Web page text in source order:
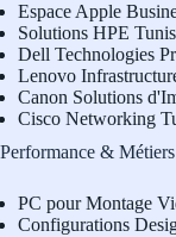
Espace Apple
Solutions HPE
Dell Technologies
Lenovo
Canon Solutions
Cisco Networking
Performance & Métiers
PC pour Montage
Configurations